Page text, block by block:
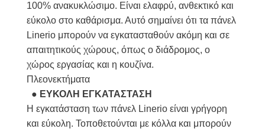
100% ανακυκλώσιμο. Είναι ελαφρύ, ανθεκτικό και
εύκολο στο καθάρισμα. Αυτό σημαίνει ότι τα πάνελ
Linerio μπορούν να εγκατασταθούν ακόμη και σε
απαιτητικούς χώρους, όπως ο διάδρομος, ο
χώρος εργασίας και η κουζίνα.
Πλεονεκτήματα
● ΕΥΚΟΛΗ ΕΓΚΑΤΑΣΤΑΣΗ
Η εγκατάσταση των πάνελ Linerio είναι γρήγορη
και εύκολη. Τοποθετούνται με κόλλα και μπορούν